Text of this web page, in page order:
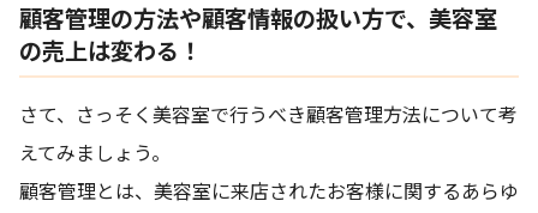
顧客管理の方法や顧客情報の扱い方で、美容室
の売上は変わる！
さて、さっそく美容室で行うべき顧客管理方法について考
えてみましょう。
顧客管理とは、美容室に来店されたお客様に関するあらゆ